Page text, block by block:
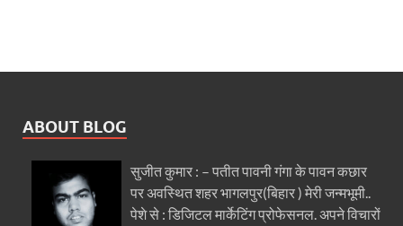
ABOUT BLOG
सुजीत कुमार : – पतीत पावनी गंगा के पावन कछार
पर अवस्थित शहर भागलपुर(बिहार ) मेरी जन्मभूमी..
पेशे से : डिजिटल मार्केटिंग प्रोफेसनल. अपने विचारों